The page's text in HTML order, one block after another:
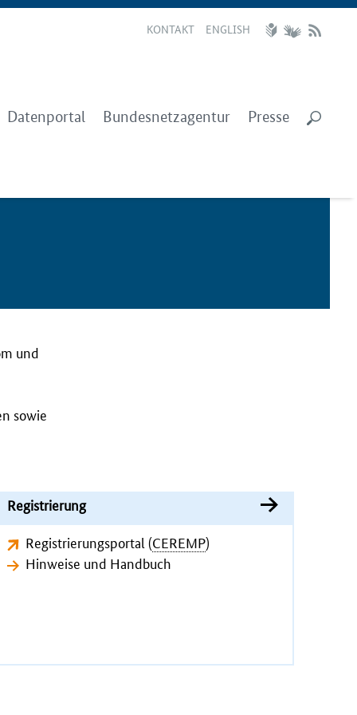
KONTAKT ENGLISH
Datenportal Bundesnetzagentur Presse
und
sowie
Registrierung
Registrierungsportal (CEREMP)
Hinweise und Handbuch